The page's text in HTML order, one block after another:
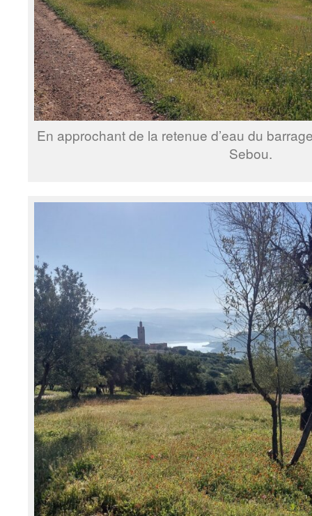
En approchant de la retenue d’eau du
Sebou.